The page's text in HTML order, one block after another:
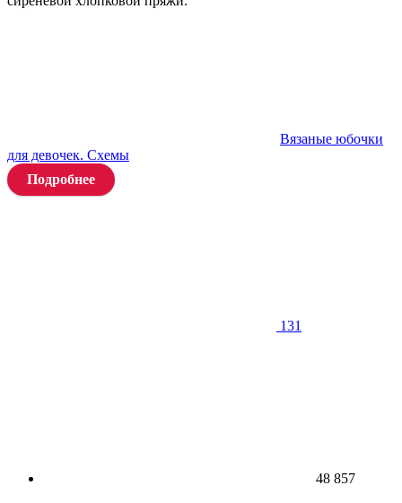
Вязаные юбочки
для девочек. Схемы
Подробнее
131
48 857